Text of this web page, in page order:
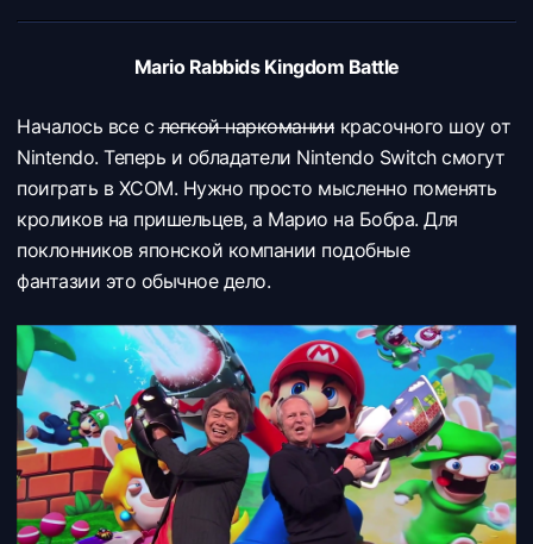
Mario Rabbids Kingdom Battle
Началось все слегкой наркомании красочного шоу от
Nintendo. Теперь и обладатели Nintendo Switch смогут
поиграть в XCOM. Нужно просто мысленно поменять
кроликов на пришельцев, а Марио на Бобра. Для
поклонников японской компании подобные
фантазии это обычное дело.